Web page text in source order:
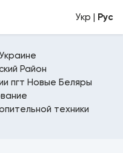
Укр | Рус
Район
пгт Новые Беляры
техники